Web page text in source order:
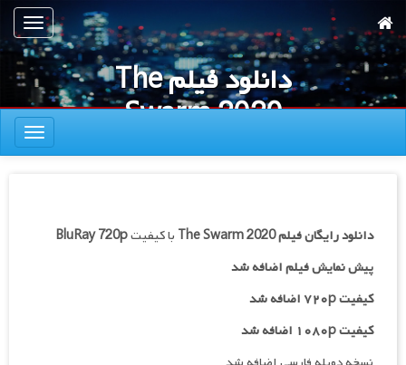
به
محتوای
اصلی
ناوبری
دانلود فیلم The
Swarm 2020
ناوبری
دانلود رایگان فیلمThe Swarm 2020 با کیفیتBluRay 720p
پیش نمایش فیلم اضافه شد
کیفیت ۷۲۰p اضافه شد
کیفیت ۱۰۸۰p اضافه شد